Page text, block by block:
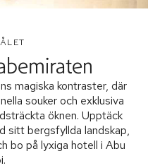
magiska kontraster, där
souker och exklusiva
öknen. Upptäck
sitt bergsfyllda landskap,
bo på lyxiga hotell i Abu